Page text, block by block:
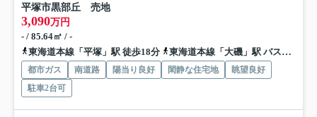
平塚市黒部丘 売地
3,090万円
- / 85.64㎡ / -
東海道本線「平塚」駅 徒歩18分
東海道本線「大磯」駅 バス11分 神奈川中央交通「花水台」 停歩5分
都市ガス 南道路 陽当り良好 閑静な住宅地
眺望良好
駐車2台可